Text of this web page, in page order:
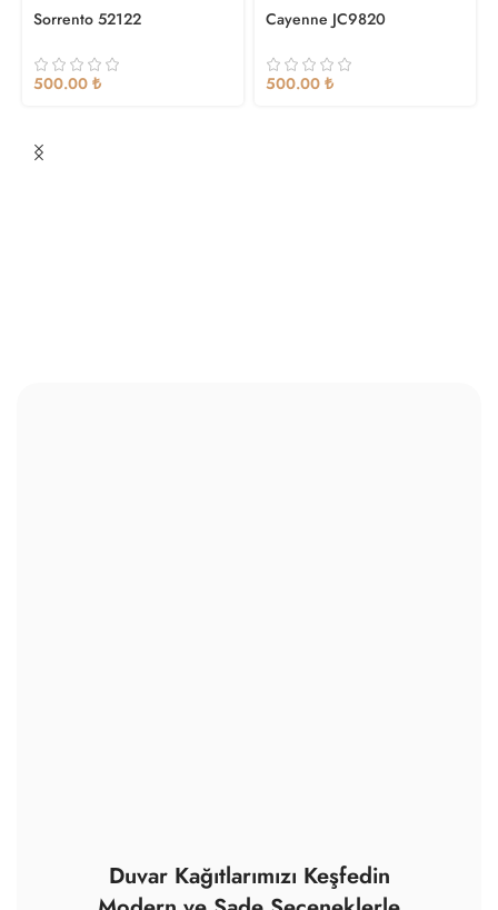
DI
Sorrento 52122
₺
DI
Cayenne JC9820
₺
Duvar Kağıtlarımızı Keşfedin